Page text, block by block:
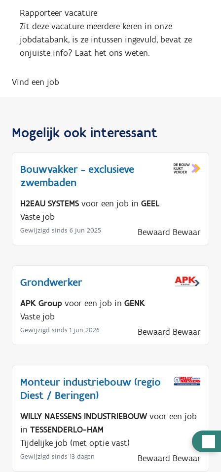
u
Rapporteer vacature
Zit deze vacature meerdere keren in onze
jobdatabank, is ze intussen ingevuld, bevat ze
onjuiste info? Laat het ons weten.
Vind een job
Mogelijk ook interessant
Bouwvakker - exclusieve
zwembaden
H2EAU SYSTEMS voor een job in GEEL
Vaste job
Gewijzigd sinds 6 jun 2025 Bewaard Bewaar
Grondwerker
APK Group voor een job in GENK
Vaste job
Gewijzigd sinds 1 jun 2026 Bewaard Bewaar
Monteur industriebouw (regio
Diest / Beringen)
WILLY NAESSENS INDUSTRIEBOUW voor een job
in TESSENDERLO-HAM
Tijdelijke job (met optie vast)
Gewijzigd sinds 13 dagen Bewaard Bewaar